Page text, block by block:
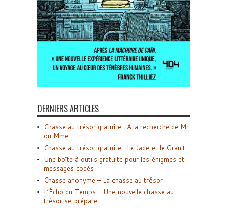
DERNIERS ARTICLES
Chasse au trésor gratuite : A la recherche de Mr
ou Mme
Chasse au trésor gratuite : Le Jade et le Granit
Une boîte à outils gratuite pour les énigmes et
messages codés
Chasse anonyme – La chasse au trésor
L’Écho du Temps – Une nouvelle chasse au
trésor se prépare